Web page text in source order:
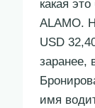
какая
ALAMO.
USD
заранее,
имя